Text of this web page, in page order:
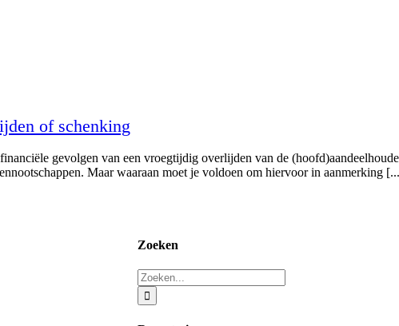
of schenking
gevolgen van een vroegtijdig overlijden van de
Maar waaraan moet je voldoen om hiervoor in aanmerking
Zoeken
Zoeken
naar: